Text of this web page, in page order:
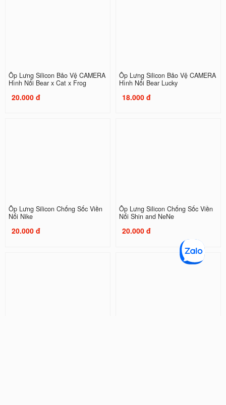
Ốp Lưng Silicon Bảo Vệ CAMERA
Hình Nổi Bear x Cat x Frog
20.000 đ
Ốp Lưng Silicon Bảo Vệ CAMERA
Hình Nổi Bear Lucky
18.000 đ
Ốp Lưng Silicon Chống Sốc Viền
Nổi Nike
20.000 đ
Ốp Lưng Silicon Chống Sốc Viền
Nổi Shin and NeNe
20.000 đ